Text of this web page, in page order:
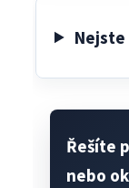
Řešíte
nebo